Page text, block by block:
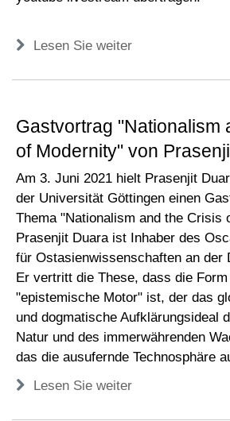
Lesen Sie weiter
Gastvortrag "Nationalism
of Modernity" von
Am 3. Juni 2021 hielt Prasenjit
der Universität Göttingen einen
Thema "Nationalism and the Crisis
Prasenjit Duara ist Inhaber des
für Ostasienwissenschaften an der
Er vertritt die These, dass die
"epistemische Motor" ist, der das
und dogmatische Aufklärungsideal
Natur und des immerwährenden
das die ausufernde Technosphäre
Lesen Sie weiter